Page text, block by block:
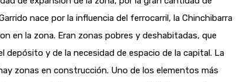
nace por la influencia del ferrocarril, la Chinchibarra
en la zona. Eran zonas pobres y deshabitadas, que
depósito y de la necesidad de espacio de la capital. La
zonas en construcción. Uno de los elementos más